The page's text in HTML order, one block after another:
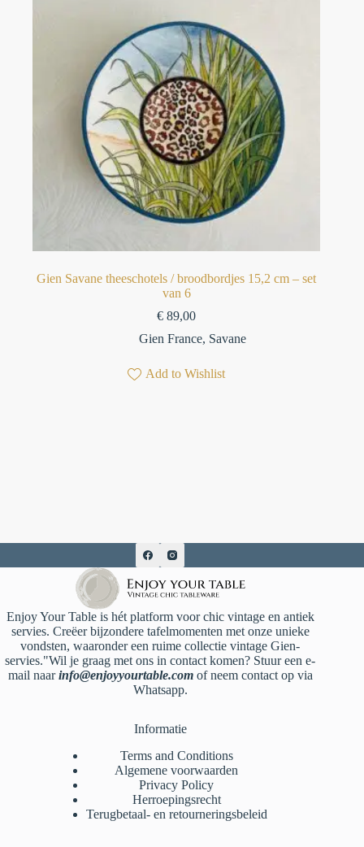
Gien Savane theeschotels / broodbordjes 15,2 cm – set
van 6⁠
€ 89,00
Gien France, Savane
Add to Wishlist
Enjoy Your Table is hét platform voor chic vintage en antiek
servies. Creëer bijzondere tafelmomenten met onze unieke
vondsten, waaronder een ruime collectie vintage Gien-
servies."Wil je graag met ons in contact komen? Stuur een e-
mail naarinfo@enjoyyourtable.comof neem contact op via
Whatsapp.
Informatie
Terms and Conditions
Algemene voorwaarden
Privacy Policy
Herroepingsrecht
Terugbetaal- en retourneringsbeleid